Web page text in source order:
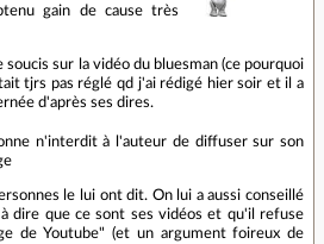
gain de cause très
soucis sur la vidéo du bluesman (ce pourquoi
tjrs pas réglé qd j'ai rédigé hier soir et il a
d'après ses dires.
n'interdit à l'auteur de diffuser sur son
le lui ont dit. On lui a aussi conseillé
dire que ce sont ses vidéos et qu'il refuse
de Youtube" (et un argument foireux de